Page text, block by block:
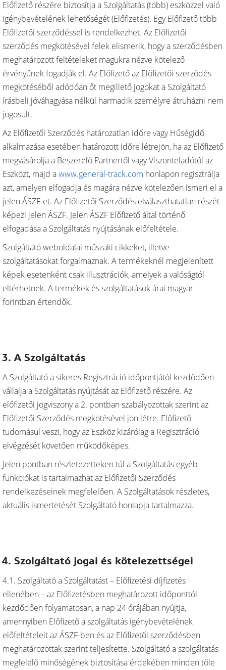
Előfizető részére biztosítja a Szolgáltatás (több) eszközzel való
igénybevételének lehetőségét (Előfizetés). Egy Előfizető több
Előfizetői szerződéssel is rendelkezhet. Az Előfizetői
szerződés megkötésével felek elismerik, hogy a szerződésben
meghatározott feltételeket magukra nézve kötelező
érvényűnek fogadják el. Az Előfizető az Előfizetői szerződés
megkötéséből adódóan őt megillető jogokat a Szolgáltató
írásbeli jóváhagyása nélkül harmadik személyre átruházni nem
jogosult.
Az Előfizetői Szerződés határozatlan időre vagy Hűségidő
alkalmazása esetében határozott időre létrejön, ha az Előfizető
megvásárolja a Beszerelő Partnertől vagy Viszonteladótól az
Eszközt, majd awww.general-track.com honlapon regisztrálja
azt, amelyen elfogadja és magára nézve kötelezően ismeri el a
jelen ÁSZF-et. Az Előfizetői Szerződés elválaszthatatlan részét
képezi jelen ÁSZF. Jelen ÁSZF Előfizető által történő
elfogadása a Szolgáltatás nyújtásának előfeltétele.
Szolgáltató weboldalai műszaki cikkeket, illetve
szolgáltatásokat forgalmaznak. A termékeknél megjelenített
képek esetenként csak illusztrációk, amelyek a valóságtól
eltérhetnek. A termékek és szolgáltatások árai magyar
forintban értendők.
3. A Szolgáltatás
A Szolgáltató a sikeres Regisztráció időpontjától kezdődően
vállalja a Szolgáltatás nyújtását az Előfizető részére. Az
előfizetői jogviszony a 2. pontban szabályozottak szerint az
Előfizetői Szerződés megkötésével jön létre. Előfizető
tudomásul veszi, hogy az Eszköz kizárólag a Regisztráció
elvégzését követően működőképes.
Jelen pontban részletezetteken túl a Szolgáltatás egyéb
funkciókat is tartalmazhat az Előfizetői Szerződés
rendelkezéseinek megfelelően. A Szolgáltatások részletes,
aktuális ismertetését Szolgáltató honlapja tartalmazza.
4. Szolgáltató jogai és kötelezettségei
4.1. Szolgáltató a Szolgáltatást – Előfizetési díjfizetés
ellenében – az Előfizetésben meghatározott időponttól
kezdődően folyamatosan, a nap 24 órájában nyújtja,
amennyiben Előfizető a szolgáltatás igénybevételének
előfeltételeit az ÁSZF-ben és az Előfizetői szerződésben
meghatározottak szerint teljesítette. Szolgáltató a szolgáltatás
megfelelő minőségének biztosítása érdekében minden tőle